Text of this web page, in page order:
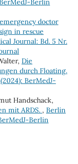
Berlin
doctor
in rescue
Journal: Bd. 5 Nr.
Die
durch Floating.
BerMedJ-
Handschack,
mit ARDS. , Berlin
Berlin